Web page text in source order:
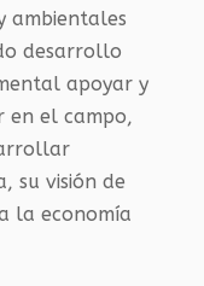
ambientales
desarrollo
apoyar y
en el campo,
su visión de
la economía